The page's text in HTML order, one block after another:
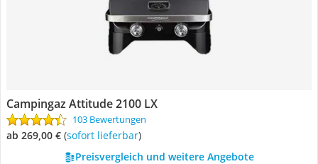
Campingaz Attitude 2100 LX
103 Bewertungen
ab 269,00 € ( Sofort lieferbar)
Preisvergleich und weitere Angebote